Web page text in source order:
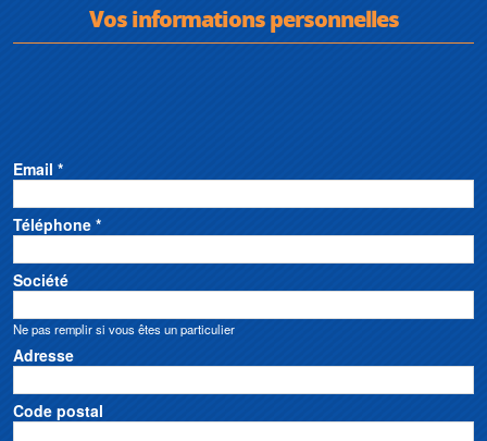
Vos informations personnelles
Email *
Téléphone *
Société
Ne pas remplir si vous êtes un particulier
Adresse
Code postal